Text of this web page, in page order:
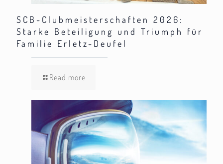
SCB-Clubmeisterschaften 2026:
Starke Beteiligung und Triumph für
Familie Erletz-Deufel
Read more